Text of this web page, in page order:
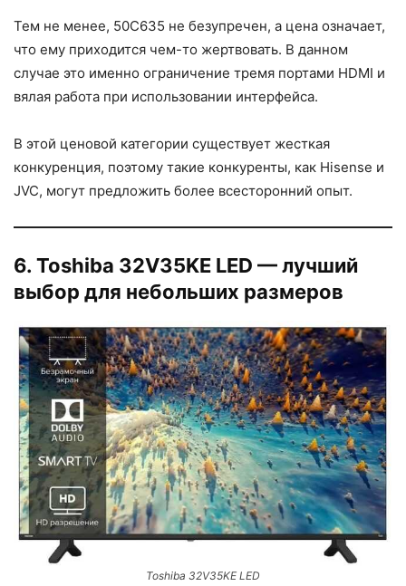
Тем не менее, 50C635 не безупречен, а цена означает,
что ему приходится чем-то жертвовать. В данном
случае это именно ограничение тремя портами HDMI и
вялая работа при использовании интерфейса.
В этой ценовой категории существует жесткая
конкуренция, поэтому такие конкуренты, как Hisense и
JVC, могут предложить более всесторонний опыт.
6. Toshiba 32V35KE LED — лучший
выбор для небольших размеров
Toshiba 32V35KE LED